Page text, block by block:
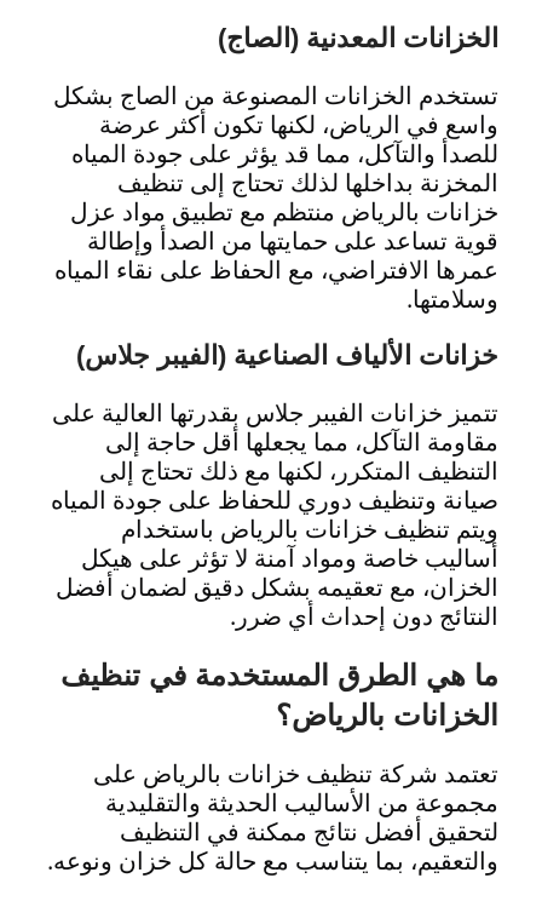
الخزانات المعدنية (الصاج)
تستخدم الخزانات المصنوعة من الصاج بشكل
واسع في الرياض، لكنها تكون أكثر عرضة
للصدأ والتآكل، مما قد يؤثر على جودة المياه
المخزنة بداخلها لذلك تحتاج إلى تنظيف
خزانات بالرياض منتظم مع تطبيق مواد عزل
قوية تساعد على حمايتها من الصدأ وإطالة
عمرها الافتراضي، مع الحفاظ على نقاء المياه
وسلامتها.
خزانات الألياف الصناعية (الفيبر جلاس)
تتميز خزانات الفيبر جلاس بقدرتها العالية على
مقاومة التآكل، مما يجعلها أقل حاجة إلى
التنظيف المتكرر، لكنها مع ذلك تحتاج إلى
صيانة وتنظيف دوري للحفاظ على جودة المياه
ويتم تنظيف خزانات بالرياض باستخدام
أساليب خاصة ومواد آمنة لا تؤثر على هيكل
الخزان، مع تعقيمه بشكل دقيق لضمان أفضل
النتائج دون إحداث أي ضرر.
ما هي الطرق المستخدمة في تنظيف
الخزانات بالرياض؟
تعتمد شركة تنظيف خزانات بالرياض على
مجموعة من الأساليب الحديثة والتقليدية
لتحقيق أفضل نتائج ممكنة في التنظيف
والتعقيم، بما يتناسب مع حالة كل خزان ونوعه.